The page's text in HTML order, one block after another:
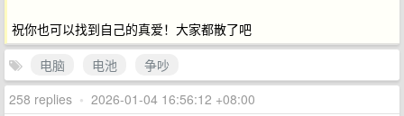
祝你也可以找到自己的真爱！大家都散了吧
电脑
电池
争吵
258 replies • 2026-01-04 16:56:12 +08:00